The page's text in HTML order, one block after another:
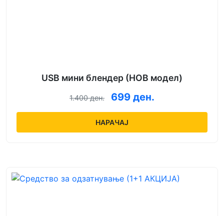
USB мини блендер (НОВ модел)
1.400 ден. 699 ден.
НАРАЧАЈ